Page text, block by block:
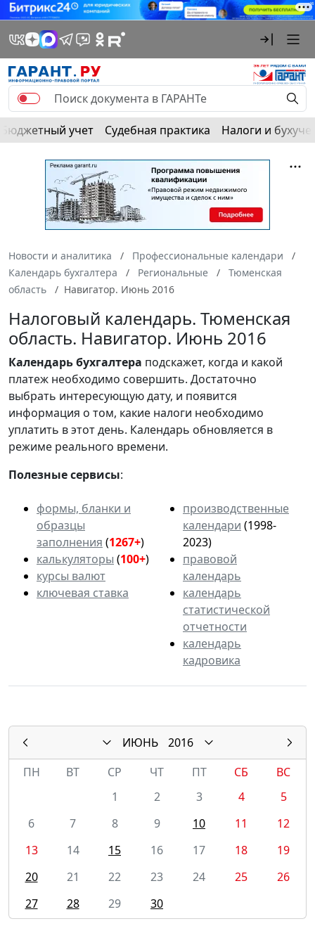
Бюджетный учет Судебная практика Налоги и
Новости и аналитика
Профессиональные календари
Календарь бухгалтера
Региональные
Тюменская
область
Навигатор. Июнь 2016
Налоговый календарь. Тюменская
область. Навигатор. Июнь 2016
Календарьбухгалтера подскажет, когда и какой
платеж необходимо совершить. Достаточно
выбрать интересующую дату, и появится
информация о том, какие налоги необходимо
уплатить в этот день. Календарь обновляется в
режиме реального времени.
Полезные сервисы:
формы, бланки и
образцы
заполнения (1267+)
калькуляторы (100+)
курсы валют
ключевая ставка
производственные
календари (1998-
2023)
правовой
календарь
календарь
статистической
отчетности
календарь
кадровика
ИЮНЬ
2016
ПН
ВТ СР ЧТ ПТ СБ
ВС
1
2 3 4
5
6
7 8 9 10 11
12
13
14 15 16 17 18
19
20
21 22 23 24 25
26
27
28 29 30